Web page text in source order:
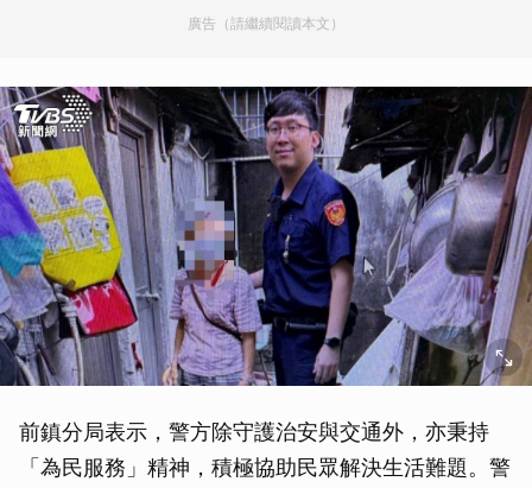
廣告（請繼續閱讀本文）
前鎮分局表示，警方除守護治安與交通外，亦秉持
「為民服務」精神，積極協助民眾解決生活難題。警